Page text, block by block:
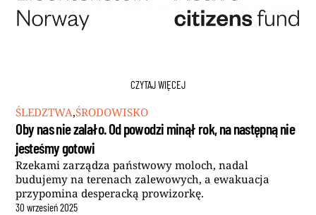
CZYTAJ WIĘCEJ
ŚLEDZTWA,ŚRODOWISKO
Oby nas nie zalało. Od powodzi minął rok, na następną nie
jesteśmy gotowi
Rzekami zarządza państwowy moloch, nadal
budujemy na terenach zalewowych, a ewakuacja
przypomina desperacką prowizorkę.
30 wrzesień2025